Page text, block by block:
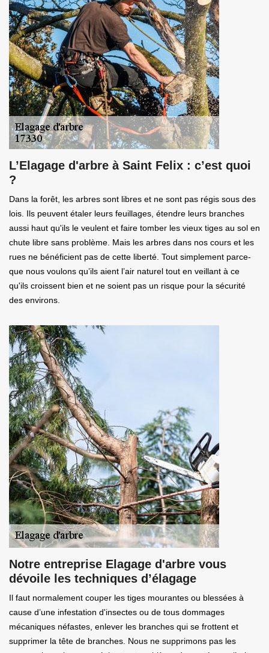
L’Elagage d'arbre à Saint Felix : c’est quoi
?
Dans la forêt, les arbres sont libres et ne sont pas régis sous des
lois. Ils peuvent étaler leurs feuillages, étendre leurs branches
aussi haut qu'ils le veulent et faire tomber les vieux tiges au sol en
chute libre sans problème. Mais les arbres dans nos cours et les
rues ne bénéficient pas de cette liberté. Tout simplement parce-
que nous voulons qu’ils aient l’air naturel tout en veillant à ce
qu'ils croissent bien et ne soient pas un risque pour la sécurité
des environs.
Notre entreprise Elagage d'arbre vous
dévoile les techniques d’élagage
Il faut normalement couper les tiges mourantes ou blessées à
cause d’une infestation d'insectes ou de tous dommages
mécaniques néfastes, enlever les branches qui se frottent et
supprimer la tête de branches. Nous ne supprimons pas les